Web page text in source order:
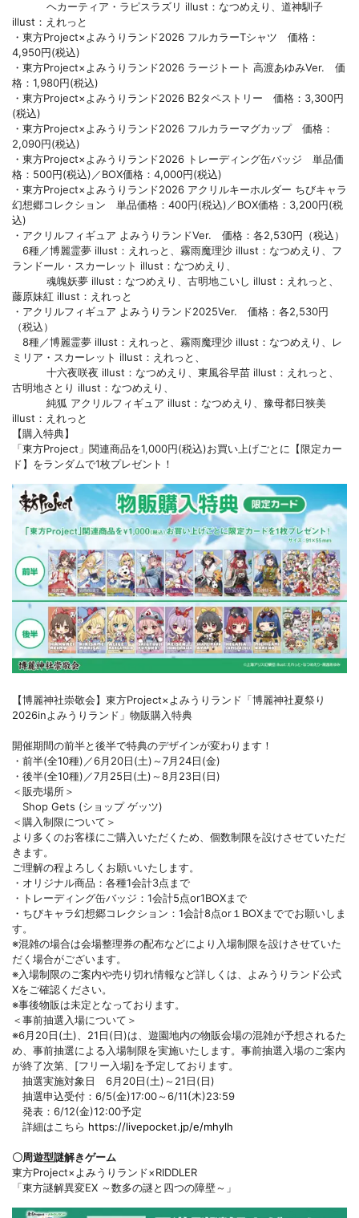
ヘカーティア・ラピスラズリ illust：なつめえり、道神馴子
illust：えれっと
・東方Project×よみうりランド2026 フルカラーTシャツ 価格：
4,950円(税込)
・東方Project×よみうりランド2026 ラージトート 高渡あゆみVer. 価
格：1,980円(税込)
・東方Project×よみうりランド2026 B2タペストリー 価格：3,300円
(税込)
・東方Project×よみうりランド2026 フルカラーマグカップ 価格：
2,090円(税込)
・東方Project×よみうりランド2026 トレーディング缶バッジ 単品価
格：500円(税込)／BOX価格：4,000円(税込)
・東方Project×よみうりランド2026 アクリルキーホルダー ちびキャラ
幻想郷コレクション 単品価格：400円(税込)／BOX価格：3,200円(税
込)
・アクリルフィギュア よみうりランドVer. 価格：各2,530円（税込）
6種／博麗霊夢 illust：えれっと、霧雨魔理沙 illust：なつめえり、フ
ランドール・スカーレット illust：なつめえり、
魂魄妖夢 illust：なつめえり、古明地こいし illust：えれっと、
藤原妹紅 illust：えれっと
・アクリルフィギュア よみうりランド2025Ver. 価格：各2,530円
（税込）
8種／博麗霊夢 illust：えれっと、霧雨魔理沙 illust：なつめえり、レ
ミリア・スカーレット illust：えれっと、
十六夜咲夜 illust：なつめえり、東風谷早苗 illust：えれっと、
古明地さとり illust：なつめえり、
純狐 アクリルフィギュア illust：なつめえり、豫母都日狭美
illust：えれっと
【購入特典】
「東方Project」関連商品を1,000円(税込)お買い上げごとに【限定カー
ド】をランダムで1枚プレゼント！
【博麗神社崇敬会】東方Project×よみうりランド「博麗神社夏祭り
2026inよみうりランド」物販購入特典
開催期間の前半と後半で特典のデザインが変わります！
・前半(全10種)／6月20日(土)～7月24日(金)
・後半(全10種)／7月25日(土)～8月23日(日)
＜販売場所＞
Shop Gets (ショップ ゲッツ)
＜購入制限について＞
より多くのお客様にご購入いただくため、個数制限を設けさせていただ
きます。
ご理解の程よろしくお願いいたします。
・オリジナル商品：各種1会計3点まで
・トレーディング缶バッジ：1会計5点or1BOXまで
・ちびキャラ幻想郷コレクション：1会計8点or１BOXまででお願いしま
す。
※混雑の場合は会場整理券の配布などにより入場制限を設けさせていた
だく場合がございます。
※入場制限のご案内や売り切れ情報など詳しくは、よみうりランド公式
Xをご確認ください。
※事後物販は未定となっております。
＜事前抽選入場について＞
※6月20日(土)、21日(日)は、遊園地内の物販会場の混雑が予想されるた
め、事前抽選による入場制限を実施いたします。事前抽選入場のご案内
が終了次第、[フリー入場]を予定しております。
抽選実施対象日 6月20日(土)～21日(日)
抽選申込受付：6/5(金)17:00～6/11(木)23:59
発表：6/12(金)12:00予定
詳細はこちら https://livepocket.jp/e/mhylh
〇周遊型謎解きゲーム
東方Project×よみうりランド×RIDDLER
「東方謎解異変EX ～数多の謎と四つの障壁～」